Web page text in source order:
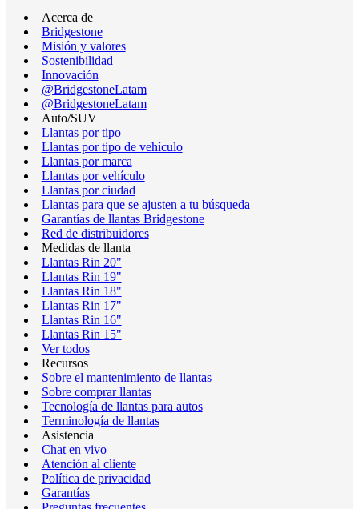
Acerca de
Bridgestone
Misión y valores
Sostenibilidad
Innovación
@BridgestoneLatam
@BridgestoneLatam
Auto/SUV
Llantas por tipo
Llantas por tipo de vehículo
Llantas por marca
Llantas por vehículo
Llantas por ciudad
Llantas para que se ajusten a tu búsqueda
Garantías de llantas Bridgestone
Red de distribuidores
Medidas de llanta
Llantas Rin 20"
Llantas Rin 19"
Llantas Rin 18"
Llantas Rin 17"
Llantas Rin 16"
Llantas Rin 15"
Ver todos
Recursos
Sobre el mantenimiento de llantas
Sobre comprar llantas
Tecnología de llantas para autos
Terminología de llantas
Asistencia
Chat en vivo
Atención al cliente
Política de privacidad
Garantías